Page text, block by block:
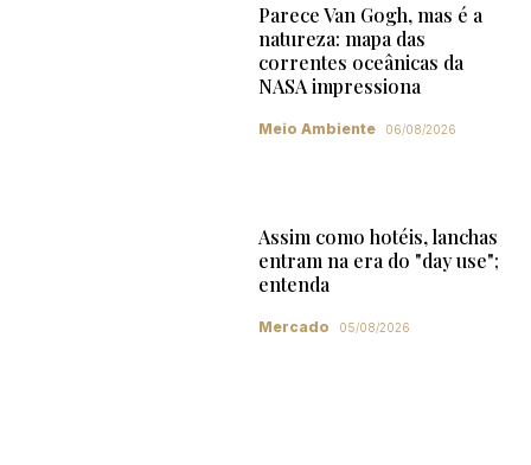
Parece Van Gogh, mas é a
natureza: mapa das
correntes oceânicas da
NASA impressiona
Meio Ambiente 06/08/2026
Assim como hotéis, lanchas
entram na era do "day use";
entenda
Mercado 05/08/2026